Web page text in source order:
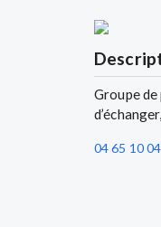
Groupe
04 65 10